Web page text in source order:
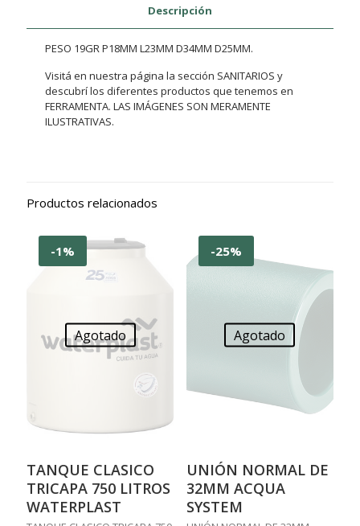
Descripción
PESO 19GR P18MM L23MM D34MM D25MM.
Visitá en nuestra página la sección SANITARIOS y
descubrí los diferentes productos que tenemos en
FERRAMENTA. LAS IMÁGENES SON MERAMENTE
ILUSTRATIVAS.
Productos relacionados
-1%
Agotado
TANQUE CLASICO
TRICAPA 750 LITROS
WATERPLAST
-25%
Agotado
UNIÓN NORMAL DE
32MM ACQUA
SYSTEM